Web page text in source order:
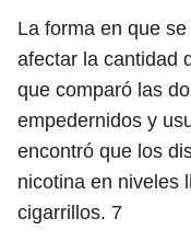
La forma en que
afectar la cantidad
que comparó las
empedernidos y
encontró que los
nicotina en niveles
cigarrillos. 7